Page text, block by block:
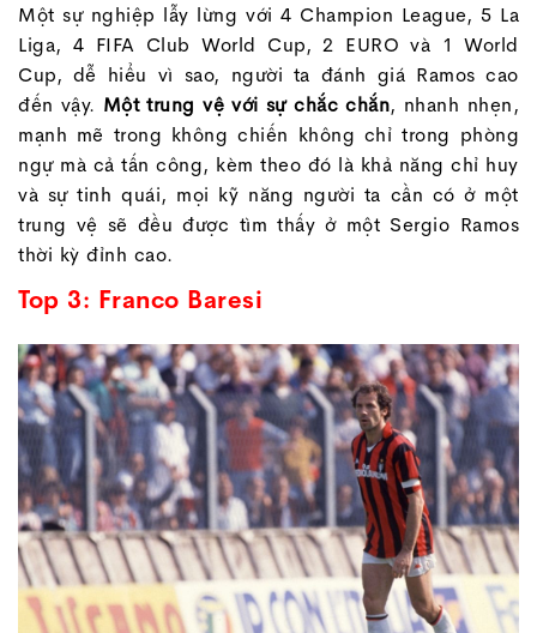
Một sự nghiệp lẫy lừng với 4 Champion League, 5 La
Liga, 4 FIFA Club World Cup, 2 EURO và 1 World
Cup, dễ hiểu vì sao, người ta đánh giá Ramos cao
đến vậy. Một trung vệ với sự chắc chắn, nhanh nhẹn,
mạnh mẽ trong không chiến không chỉ trong phòng
ngự mà cả tấn công, kèm theo đó là khả năng chỉ huy
và sự tinh quái, mọi kỹ năng người ta cần có ở một
trung vệ sẽ đều được tìm thấy ở một Sergio Ramos
thời kỳ đỉnh cao.
Top 3: Franco Baresi